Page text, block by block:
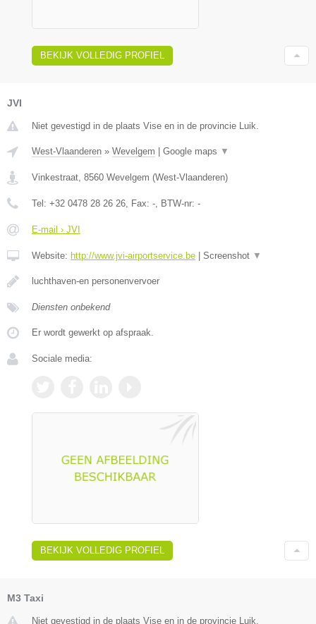
BEKIJK VOLLEDIG PROFIEL
JVI
Niet gevestigd in de plaats Vise en in de provincie Luik.
West-Vlaanderen » Wevelgem | Google maps ▼
Vinkestraat 8560 Wevelgem (West-Vlaanderen)
Tel: +32 0478 28 26 26 , Fax: - , BTW-nr: -
E-mail › JVI
Website: http://www.jvi-airportservice.be | Screenshot ▼
luchthaven-en personenvervoer
Diensten onbekend
Er wordt gewerkt op afspraak.
Sociale media:
BEKIJK VOLLEDIG PROFIEL
M3 Taxi
Niet gevestigd in de plaats Vise en in de provincie Luik.